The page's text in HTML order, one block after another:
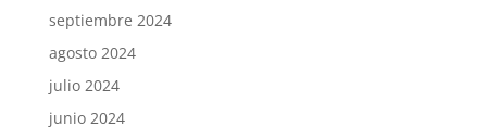
septiembre 2024
agosto 2024
julio 2024
junio 2024